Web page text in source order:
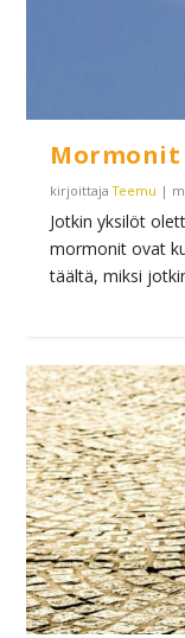
kirjoittajaTeemu |
Jotkin yksilöt
mormonit ovat
täältä, miksi